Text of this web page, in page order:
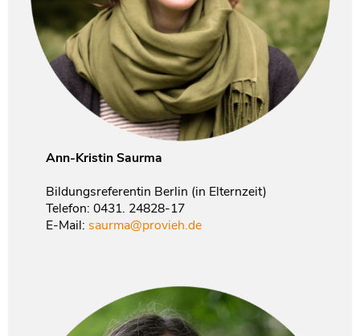
Ann-Kristin Saurma
Bildungsreferentin Berlin (in Elternzeit)
Telefon: 0431. 24828-17
E-Mail: saurma@provieh.de